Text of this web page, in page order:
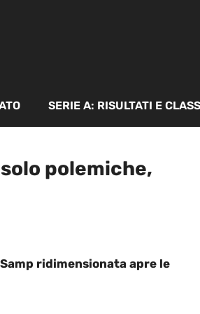
SERIE A: RISULTATI E
polemiche,
ridimensionata apre le